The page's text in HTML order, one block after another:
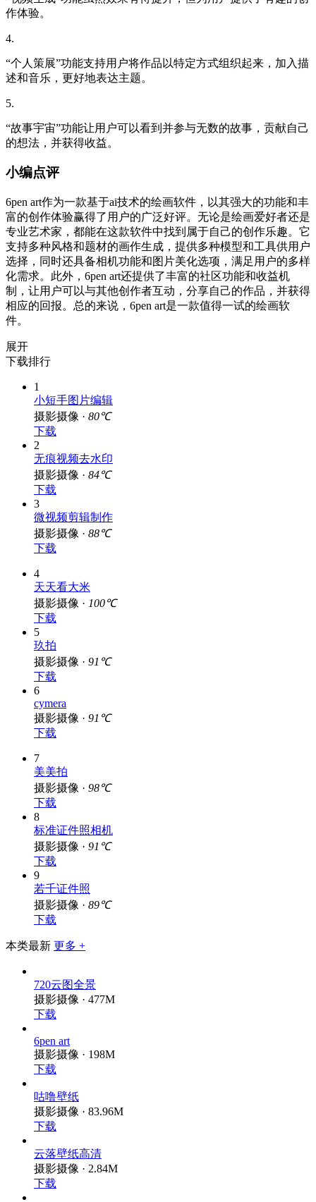
作体验。
4.
“个人策展”功能支持用户将作品以特定方式组织起来，加入描
述和音乐，更好地表达主题。
5.
“故事宇宙”功能让用户可以看到并参与无数的故事，贡献自己
的想法，并获得收益。
小编点评
6pen art作为一款基于ai技术的绘画软件，以其强大的功能和丰
富的创作体验赢得了用户的广泛好评。无论是绘画爱好者还是
专业艺术家，都能在这款软件中找到属于自己的创作乐趣。它
支持多种风格和题材的画作生成，提供多种模型和工具供用户
选择，同时还具备相机功能和图片美化选项，满足用户的多样
化需求。此外，6pen art还提供了丰富的社区功能和收益机
制，让用户可以与其他创作者互动，分享自己的作品，并获得
相应的回报。总的来说，6pen art是一款值得一试的绘画软
件。
展开
下载排行
1
小短手图片编辑
摄影摄像 · 80℃
下载
2
无痕视频去水印
摄影摄像 · 84℃
下载
3
微视频剪辑制作
摄影摄像 · 88℃
下载
4
天天看大米
摄影摄像 · 100℃
下载
5
玖拍
摄影摄像 · 91℃
下载
6
cymera
摄影摄像 · 91℃
下载
7
美美拍
摄影摄像 · 98℃
下载
8
标准证件照相机
摄影摄像 · 91℃
下载
9
若千证件照
摄影摄像 · 89℃
下载
本类最新 更多 +
720云图全景
摄影摄像 · 477M
下载
6pen art
摄影摄像 · 198M
下载
咕噜壁纸
摄影摄像 · 83.96M
下载
云落壁纸高清
摄影摄像 · 2.84M
下载